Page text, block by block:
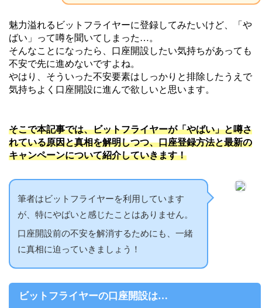
魅力溢れるビットフライヤーに登録してみたいけど、「や
ばい」って噂を聞いてしまった…。
そんなことになったら、口座開設したい気持ちがあっても
不安で先に進めないですよね。
やはり、そういった不安要素はしっかりと排除したうえで
気持ちよく口座開設に進んで欲しいと思います。
そこで本記事では、ビットフライヤーが「やばい」と噂さ
れている原因と真相を解明しつつ、口座登録方法と最新の
キャンペーンについて紹介していきます！
筆者はビットフライヤーを利用しています
が、特にやばいと感じたことはありません。
口座開設前の不安を解消するためにも、一緒
に真相に迫っていきましょう！
ビットフライヤーの口座開設は…